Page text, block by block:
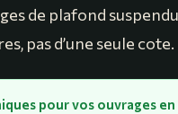
de plafond
pas d’une seule cote.
pour vos ouvrages